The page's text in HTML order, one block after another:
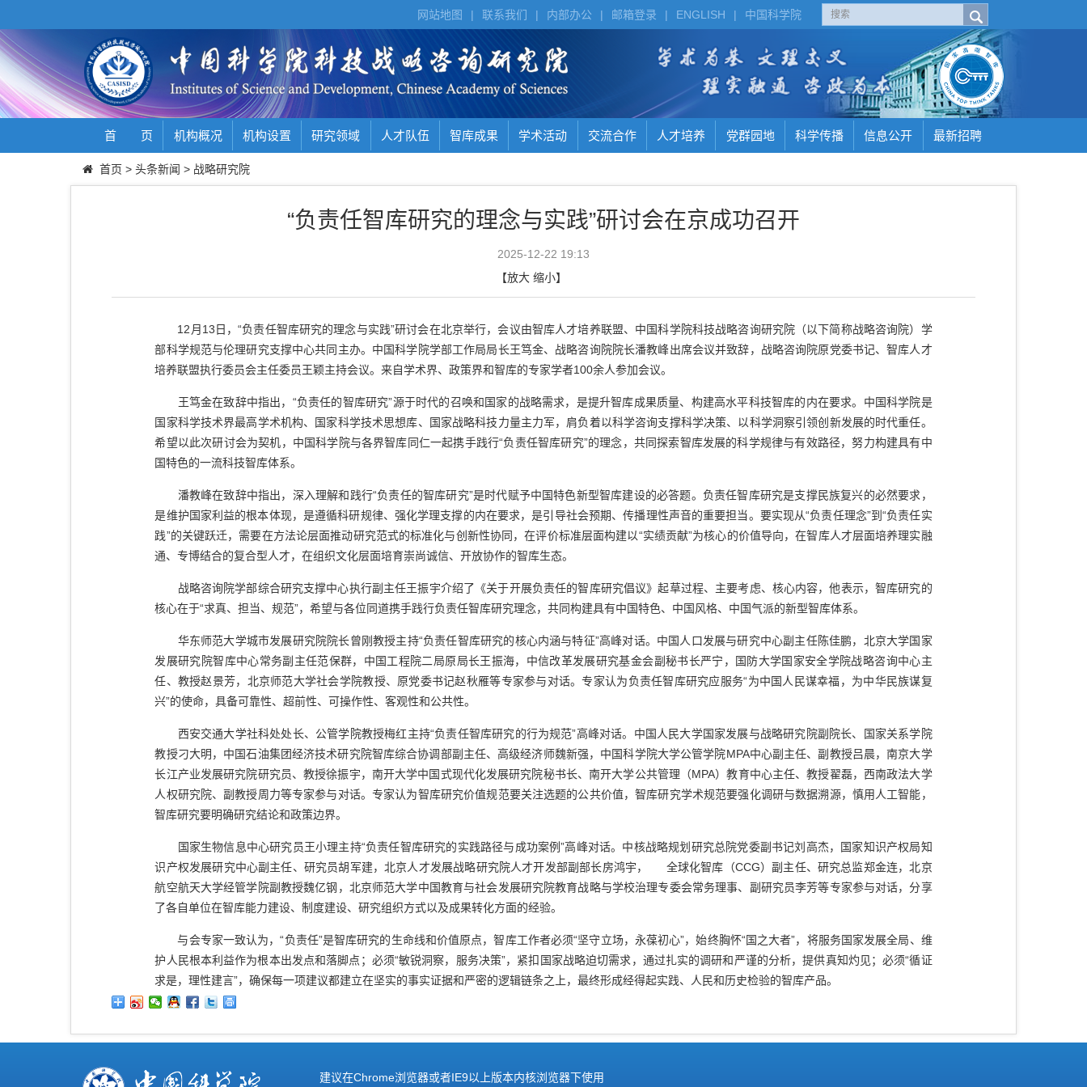
中国科学院
|
ENGLISH
|
邮箱登录
|
内部办公
|
联系我们
|
网站地图
首 页 机构概况 机构设置 研究领域 人才队伍 智库成果 学术活动 交流合作 人才培养 党群园地 科学传播 信息公开 最新招聘
首页 > 头条新闻 > 战略研究院
“负责任智库研究的理念与实践”研讨会在京成功召开
2025-12-22 19:13
【放大 缩小】
12月13日，“负责任智库研究的理念与实践”研讨会在北京举行，会议由智库人才培养联盟、中国科学院科技战略咨询研究院（以下简称战略咨询院）学
部科学规范与伦理研究支撑中心共同主办。中国科学院学部工作局局长王笃金、战略咨询院院长潘教峰出席会议并致辞，战略咨询院原党委书记、智库人才
培养联盟执行委员会主任委员王颖主持会议。来自学术界、政策界和智库的专家学者100余人参加会议。
王笃金在致辞中指出，“负责任的智库研究”源于时代的召唤和国家的战略需求，是提升智库成果质量、构建高水平科技智库的内在要求。中国科学院是
国家科学技术界最高学术机构、国家科学技术思想库、国家战略科技力量主力军，肩负着以科学咨询支撑科学决策、以科学洞察引领创新发展的时代重任。
希望以此次研讨会为契机，中国科学院与各界智库同仁一起携手践行“负责任智库研究”的理念，共同探索智库发展的科学规律与有效路径，努力构建具有中
国特色的一流科技智库体系。
潘教峰在致辞中指出，深入理解和践行“负责任的智库研究”是时代赋予中国特色新型智库建设的必答题。负责任智库研究是支撑民族复兴的必然要求，
是维护国家利益的根本体现，是遵循科研规律、强化学理支撑的内在要求，是引导社会预期、传播理性声音的重要担当。要实现从“负责任理念”到“负责任实
践”的关键跃迁，需要在方法论层面推动研究范式的标准化与创新性协同，在评价标准层面构建以“实绩贡献”为核心的价值导向，在智库人才层面培养理实融
通、专博结合的复合型人才，在组织文化层面培育崇尚诚信、开放协作的智库生态。
战略咨询院学部综合研究支撑中心执行副主任王振宇介绍了《关于开展负责任的智库研究倡议》起草过程、主要考虑、核心内容，他表示，智库研究的
核心在于“求真、担当、规范”，希望与各位同道携手践行负责任智库研究理念，共同构建具有中国特色、中国风格、中国气派的新型智库体系。
华东师范大学城市发展研究院院长曾刚教授主持“负责任智库研究的核心内涵与特征”高峰对话。中国人口发展与研究中心副主任陈佳鹏，北京大学国家
发展研究院智库中心常务副主任范保群，中国工程院二局原局长王振海，中信改革发展研究基金会副秘书长严宁，国防大学国家安全学院战略咨询中心主
任、教授赵景芳，北京师范大学社会学院教授、原党委书记赵秋雁等专家参与对话。专家认为负责任智库研究应服务“为中国人民谋幸福，为中华民族谋复
兴”的使命，具备可靠性、超前性、可操作性、客观性和公共性。
西安交通大学社科处处长、公管学院教授梅红主持“负责任智库研究的行为规范”高峰对话。中国人民大学国家发展与战略研究院副院长、国家关系学院
教授刁大明，中国石油集团经济技术研究院智库综合协调部副主任、高级经济师魏新强，中国科学院大学公管学院MPA中心副主任、副教授吕晨，南京大学
长江产业发展研究院研究员、教授徐振宇，南开大学中国式现代化发展研究院秘书长、南开大学公共管理（MPA）教育中心主任、教授翟磊，西南政法大学
人权研究院、副教授周力等专家参与对话。专家认为智库研究价值规范要关注选题的公共价值，智库研究学术规范要强化调研与数据溯源，慎用人工智能，
智库研究要明确研究结论和政策边界。
国家生物信息中心研究员王小理主持“负责任智库研究的实践路径与成功案例”高峰对话。中核战略规划研究总院党委副书记刘高杰，国家知识产权局知
识产权发展研究中心副主任、研究员胡军建，北京人才发展战略研究院人才开发部副部长房鸿宇， 全球化智库（CCG）副主任、研究总监郑金连，北京
航空航天大学经管学院副教授魏亿钢，北京师范大学中国教育与社会发展研究院教育战略与学校治理专委会常务理事、副研究员李芳等专家参与对话，分享
了各自单位在智库能力建设、制度建设、研究组织方式以及成果转化方面的经验。
与会专家一致认为，“负责任”是智库研究的生命线和价值原点，智库工作者必须“坚守立场，永葆初心”，始终胸怀“国之大者”，将服务国家发展全局、维
护人民根本利益作为根本出发点和落脚点；必须“敏锐洞察，服务决策”，紧扣国家战略迫切需求，通过扎实的调研和严谨的分析，提供真知灼见；必须“循证
求是，理性建言”，确保每一项建议都建立在坚实的事实证据和严密的逻辑链条之上，最终形成经得起实践、人民和历史检验的智库产品。
建议在Chrome浏览器或者IE9以上版本内核浏览器下使用